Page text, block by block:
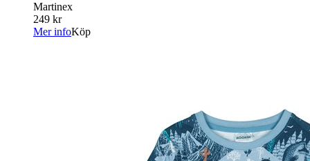
Martinex
249 kr
Mer infoKöp